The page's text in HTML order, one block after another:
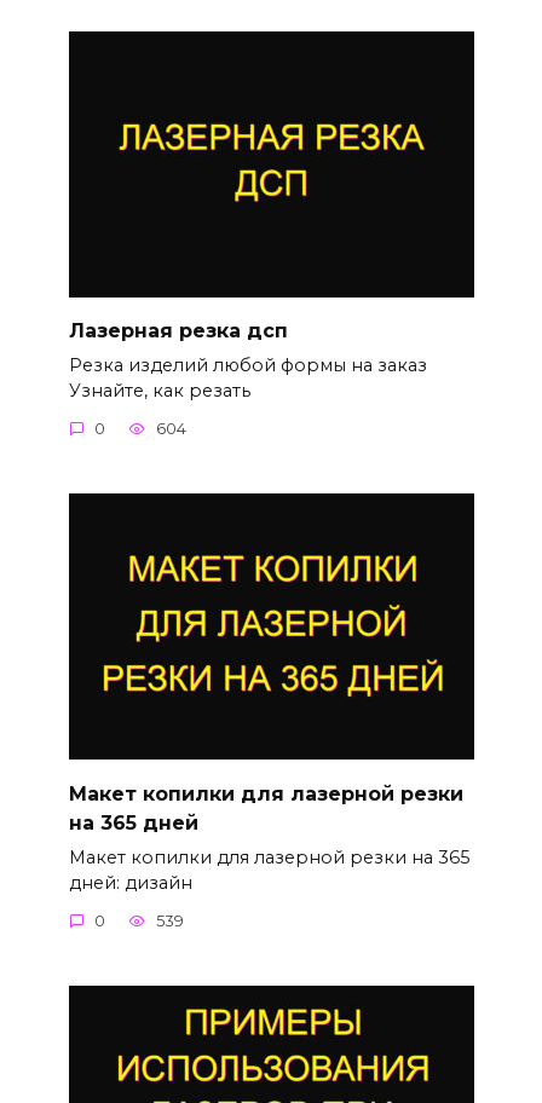
Лазерная резка дсп
Резка изделий любой формы на заказ
Узнайте, как резать
0 604
Макет копилки для лазерной резки
на 365 дней
Макет копилки для лазерной резки на 365
дней: дизайн
0 539